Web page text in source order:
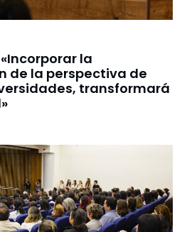
la
de la perspectiva de
transformará